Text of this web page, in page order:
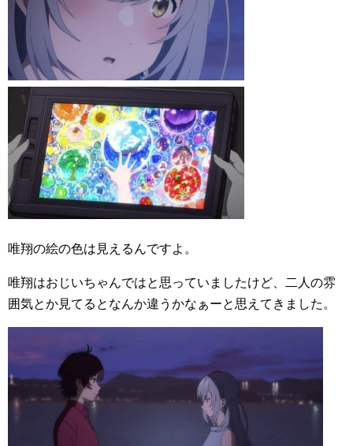
唯翔の絵の色は見えるんですよ。
唯翔はおじいちゃんではと思っていましたけど、二人の雰
囲気とか見てるとなんか違うかなぁーと思えてきました。